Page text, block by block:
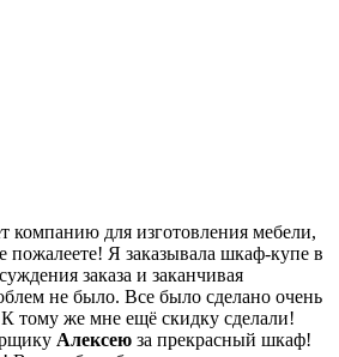
компанию для изготовления мебели,
Я заказывала шкаф-купе в
заказа и заканчивая
не было. Все было сделано очень
тому же мне ещё скидку сделали!
Алексею за прекрасный шкаф!